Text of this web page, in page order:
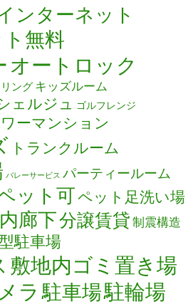
ンターネット
無料
オートロック
ング キッズルーム
ェルジュ ゴルフレンジ
ーマンション
トランクルーム
バレーサービス パーティールーム
ット可ペット足洗い場
内廊下分譲賃貸制震構造
駐車場
敷地内ゴミ置き場
ラ 駐車場駐輪場